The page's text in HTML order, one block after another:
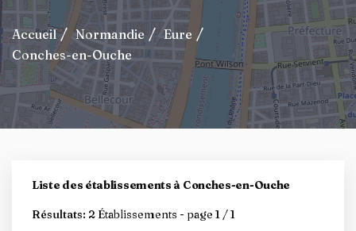
Accueil Normandie
Eure
Conches-en-Ouche
Liste des établissements à Conches-en-Ouche
Résultats: 2 Établissements - page 1 / 1